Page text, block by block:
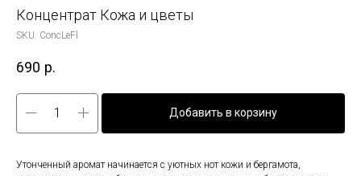
Концентрат Кожа и цветы
SKU: ConcLeFl
690 р.
Добавить в корзину
Утонченный аромат начинается с уютных нот кожи и бергамота,